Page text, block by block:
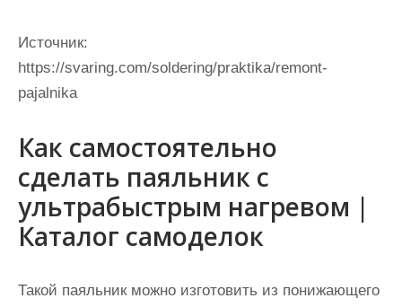
Источник:
https://svaring.com/soldering/praktika/remont-
pajalnika
Как самостоятельно
сделать паяльник с
ультрабыстрым нагревом |
Каталог самоделок
Такой паяльник можно изготовить из понижающего